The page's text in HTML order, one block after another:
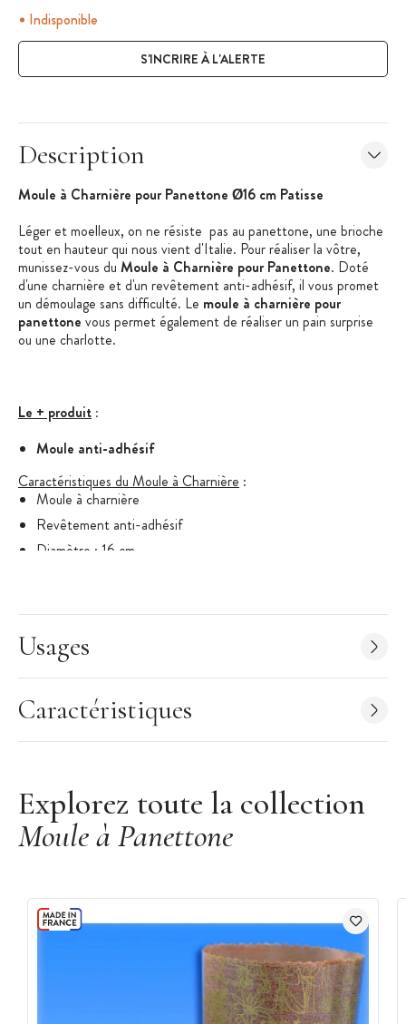
Indisponible
S'INCRIRE À L'ALERTE
Description
Moule à Charnière pour Panettone Ø16 cm Patisse
Léger et moelleux, on ne résiste pas au panettone, une brioche
tout en hauteur qui nous vient d'Italie. Pour réaliser la vôtre,
munissez-vous du Moule à Charnière pour Panettone. Doté
d'une charnière et d'un revêtement anti-adhésif, il vous promet
un démoulage sans difficulté. Le moule à charnière pour
panettone vous permet également de réaliser un pain surprise
ou une charlotte.
Le + produit :
Moule anti-adhésif
Caractéristiques du Moule à Charnière :
Moule à charnière
Revêtement anti-adhésif
Diamètre : 16 cm
Patisse
Usages
Caractéristiques
Explorez toute la collection
Moule à Panettone